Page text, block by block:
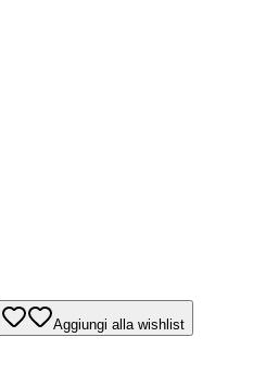
Aggiungi alla wishlist